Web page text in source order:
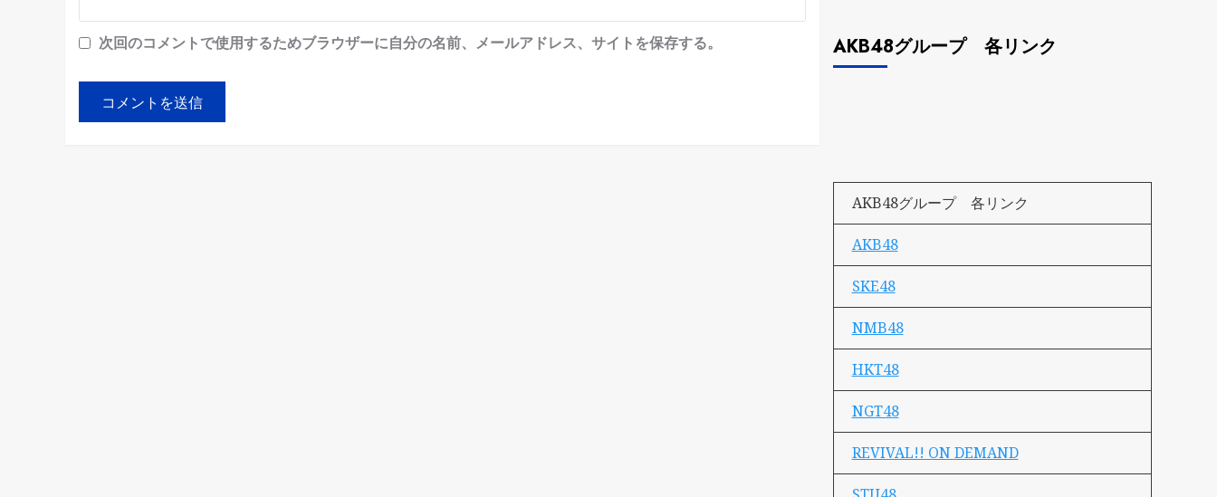
次回のコメントで使用するためブラウザーに自分の名前、メールアドレス、サイトを保存する。 AKB48グループ 各リンク
AKB48グループ 各リンク
AKB48
SKE48
NMB48
HKT48
NGT48
REVIVAL!! ON DEMAND